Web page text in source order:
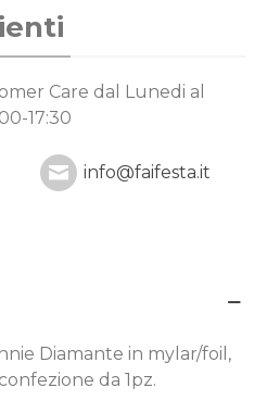
Care dal Lunedi al
17:30
info@faifesta.it
Diamante in mylar/foil,
da 1pz.